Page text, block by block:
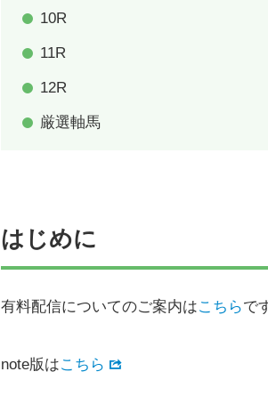
10R
11R
12R
厳選軸馬
はじめに
有料配信についてのご案内はこちらで
note版はこちら